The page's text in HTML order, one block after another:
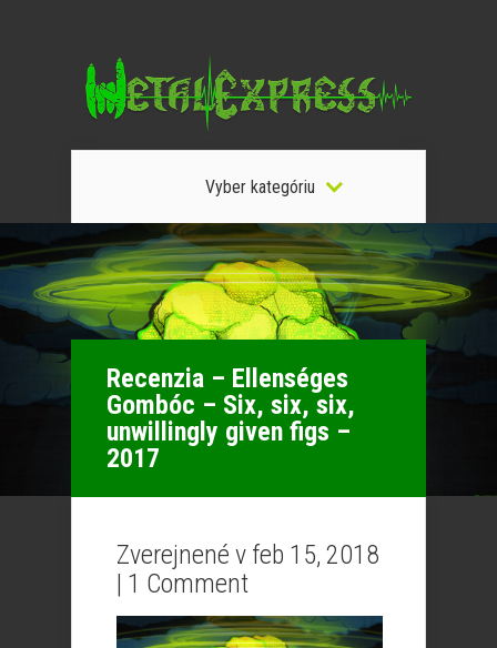
Vyber kategóriu
Recenzia – Ellenséges
Gombóc – Six, six, six,
unwillingly given figs –
2017
Zverejnené v feb 15, 2018
| 1 Comment